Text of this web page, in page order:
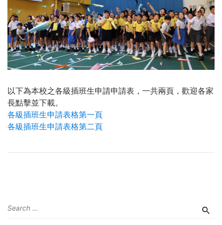
以下為本校之各級插班生申請申請表，一共兩頁，歡迎各家
長點擊並下載。
各級插班生申請表格第一頁
各級插班生申請表格第二頁